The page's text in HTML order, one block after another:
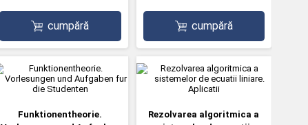
cumpără cumpără
Funktionentheorie.
Rezolvarea algoritmica a